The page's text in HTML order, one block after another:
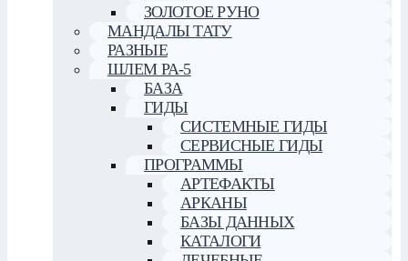
ЗОЛОТОЕ РУНО
МАНДАЛЫ ТАТУ
РАЗНЫЕ
ШЛЕМ РА-5
БАЗА
ГИДЫ
СИСТЕМНЫЕ ГИДЫ
СЕРВИСНЫЕ ГИДЫ
ПРОГРАММЫ
АРТЕФАКТЫ
АРКАНЫ
БАЗЫ ДАННЫХ
КАТАЛОГИ